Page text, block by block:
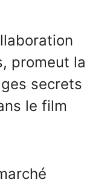
promeut la
secrets
le film